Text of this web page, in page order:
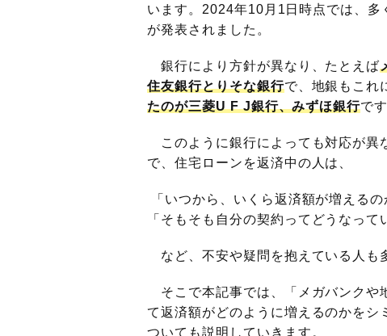
います。2024年10月1日時点では、
が発表されました。
銀行により方針が異なり、たとえば
住友銀行とりそな銀行で、地銀もこれ
たのが三菱U F J銀行、みずほ銀行です
このように銀行によっても対応が異
で、住宅ローンを返済中の人は、
「いつから、いくら返済額が増えるの
「そもそも自分の契約ってどうなって
など、不安や疑問を抱えている人も
そこで本記事では、「メガバンクや
て返済額がどのように増えるのかをシ
ついても説明していきます。